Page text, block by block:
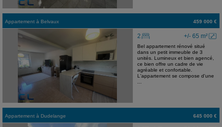
Appartement à Belvaux 459 000 €
+/- 65 m²
2
Bel appartement rénové situé
dans un petit immeuble de 3
unités. Lumineux et bien agencé,
ce bien offre un cadre de vie
agréable et confortable.
L'appartement se compose d'une
Appartement à Dudelange 645 000 €